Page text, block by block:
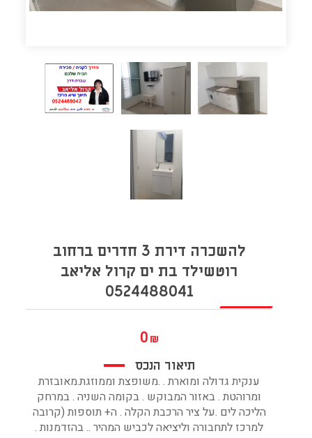
להשכרה דירת 3 חדרים ברחוב
רוטשילד בת ים קרול אליאב
0524488041
0 ₪
תיאור הנכס
ענקית גדולה ומוארת . .משופצת וממוזגת.מאובזרת
ומרוהטת . באזור המבוקש . בקומה השניה . במרחק
הליכה לים .על ציר הרכבת הקלה . ה+ תוספות (קרובה
למרכז לתחבורה וליציאה לכביש המהיר .. בהזדמנות .